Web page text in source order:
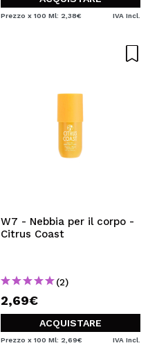
Prezzo x 100 Ml: 2,38€ IVA Incl.
W7 - Nebbia per il corpo -
Citrus Coast
(2)
2,69€
ACQUISTARE
Prezzo x 100 Ml: 2,69€ IVA Incl.